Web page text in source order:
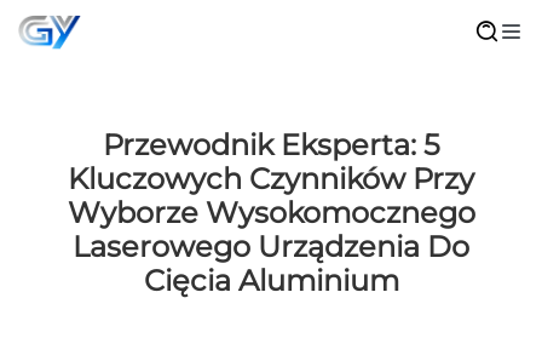
Przewodnik Eksperta: 5
Kluczowych Czynników Przy
Wyborze Wysokomocznego
Laserowego Urządzenia Do
Cięcia Aluminium